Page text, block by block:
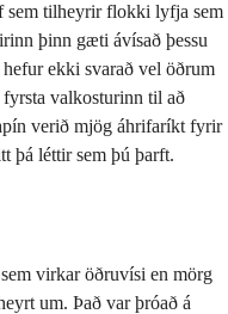
sem tilheyrir flokki lyfja sem
þinn gæti ávísað þessu
ekki svarað vel öðrum
valkosturinn til að
verið mjög áhrifaríkt fyrir
þá léttir sem þú þarft.
virkar öðruvísi en mörg
um. Það var þróað á